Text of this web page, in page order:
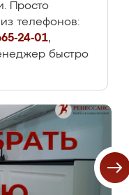
Просто
телефонов:
24-01,
быстро